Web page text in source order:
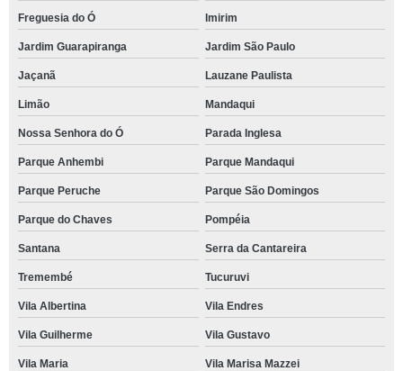
Freguesia do Ó Imirim
Jardim Guarapiranga Jardim São Paulo
Jaçanã Lauzane Paulista
Limão Mandaqui
Nossa Senhora do Ó Parada Inglesa
Parque Anhembi Parque Mandaqui
Parque Peruche Parque São Domingos
Parque do Chaves Pompéia
Santana Serra da Cantareira
Tremembé Tucuruvi
Vila Albertina Vila Endres
Vila Guilherme Vila Gustavo
Vila Maria Vila Marisa Mazzei